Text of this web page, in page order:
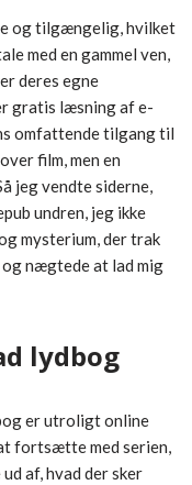
og tilgængelig, hvilket
med en gammel ven,
deres egne
gratis læsning af e-
omfattende tilgang til
film, men en
jeg vendte siderne,
undren, jeg ikke
mysterium, der trak
nægtede at lad mig
lydbog
er utroligt online
fortsætte med serien,
af, hvad der sker